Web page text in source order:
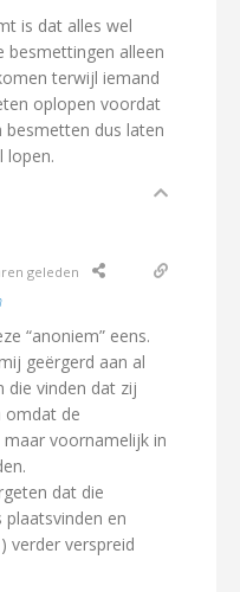
is dat alles wel
besmettingen alleen
terwijl iemand
oplopen voordat
dus laten
lopen.
geleden
“anoniem” eens.
geërgerd aan al
die vinden dat zij
omdat de
voornamelijk in
dat die
en
verder verspreid